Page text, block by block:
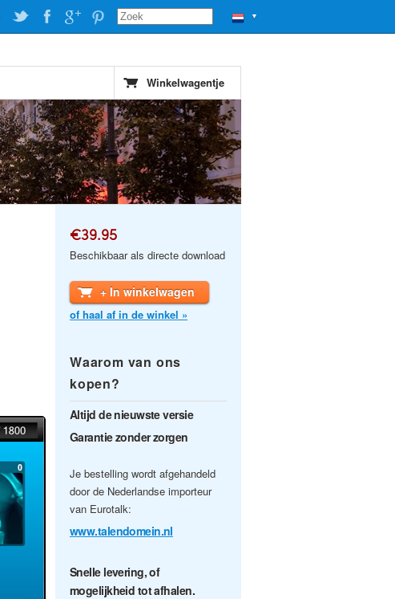
▼
Winkelwagentje
€39.95
Beschikbaar als directe download
+ In winkelwagen
of haal af in de winkel »
Waarom van ons
kopen?
Altijd de nieuwste versie
Garantie zonder zorgen
Je bestelling wordt afgehandeld
door de Nederlandse importeur
van Eurotalk:
www.talendomein.nl
Snelle levering, of
mogelijkheid tot afhalen.